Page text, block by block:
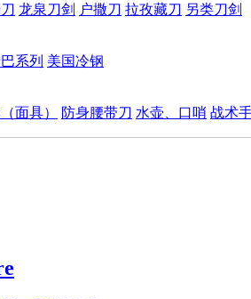
龙泉刀剑 户撒刀 拉孜藏刀 另类刀剑
系列 美国冷钢
面具） 防身腰带刀 水壶、口哨 战术